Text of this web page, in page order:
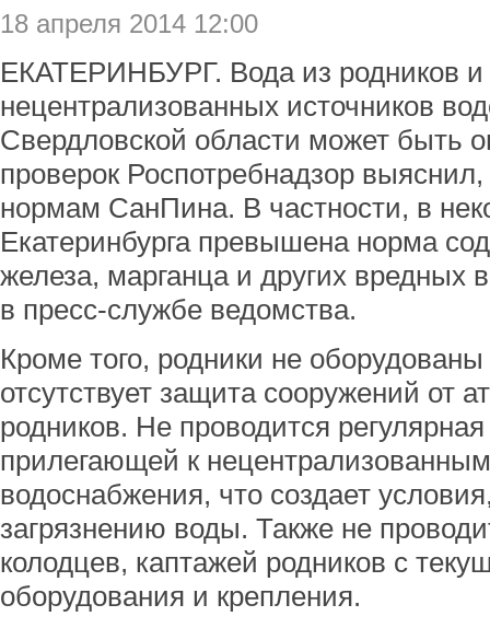
18 апреля 2014 12:00
ЕКАТЕРИНБУРГ. Вода из родников и
нецентрализованных источников
Свердловской области может быть
проверок Роспотребнадзор выяснил,
нормам СанПина. В частности, в
Екатеринбурга превышена норма
железа, марганца и других
в пресс-службе ведомства.
Кроме того, родники не
отсутствует защита сооружений от
родников. Не проводится
прилегающей к
водоснабжения, что создает
загрязнению воды. Также не
колодцев, каптажей родников с
оборудования и крепления.